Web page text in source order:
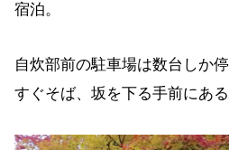
宿泊。
自炊部前の駐車場は数台しか
すぐそば、坂を下る手前にある